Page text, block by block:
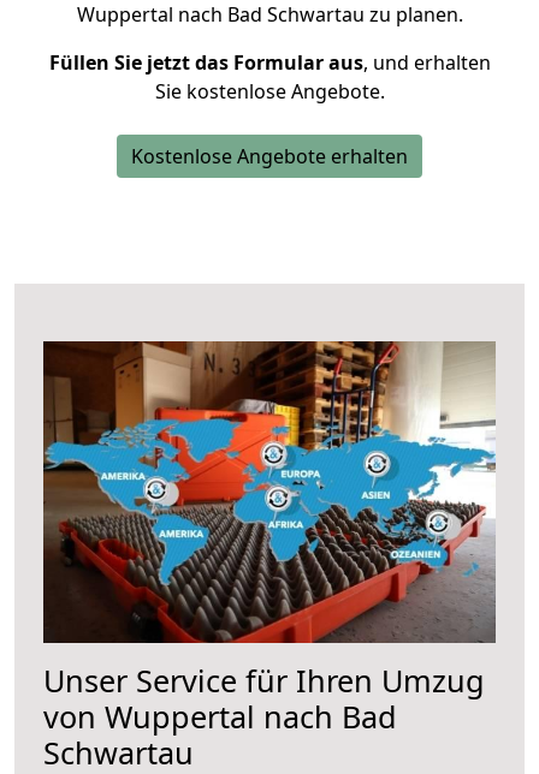
Wuppertal nach Bad Schwartau zu planen.
Füllen Sie jetzt das Formular aus, und erhalten
Sie kostenlose Angebote.
Kostenlose Angebote erhalten
Unser Service für Ihren Umzug
von Wuppertal nach Bad
Schwartau